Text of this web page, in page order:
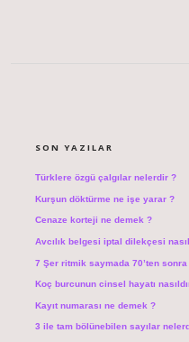
SON YAZILAR
Türklere özgü çalgılar nelerdir ?
Kurşun döktürme ne işe yarar ?
Cenaze korteji ne demek ?
Avcılık belgesi iptal dilekçesi nasıl
7 Şer ritmik saymada 70’ten
Koç burcunun cinsel hayatı
Kayıt numarası ne demek ?
3 ile tam bölünebilen sayılar